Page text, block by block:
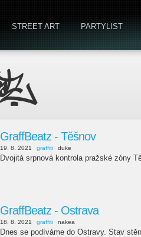
STREET ART PARTYLIST
GraffBeatz - Těšnov
19. 8. 2021 graffiti duke
Dvojitá srpnová kontrola pražské zóny
GraffBeatz - Ostrava
18. 8. 2021 graffiti nakea
Dnes se podíváme do Ostravy. Stav